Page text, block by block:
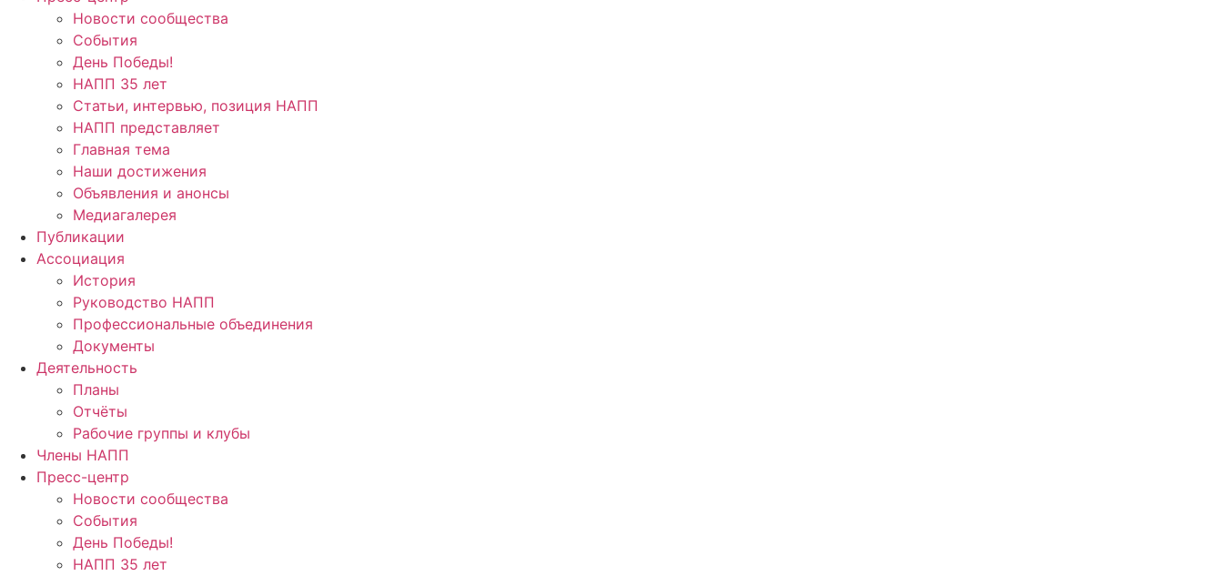
Новости сообщества
События
День Победы!
НАПП 35 лет
Статьи, интервью, позиция НАПП
НАПП представляет
Главная тема
Наши достижения
Объявления и анонсы
Медиагалерея
Публикации
Ассоциация
История
Руководство НАПП
Профессиональные объединения
Документы
Деятельность
Планы
Отчёты
Рабочие группы и клубы
Члены НАПП
Пресс-центр
Новости сообщества
События
День Победы!
НАПП 35 лет